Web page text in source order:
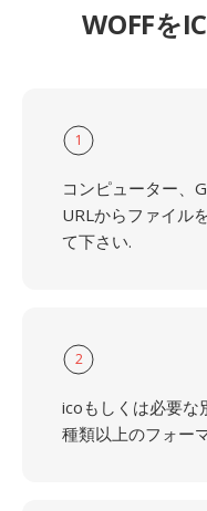
WOFFを
1
コンピューター、
URLからファイル
て下さい.
2
icoもしくは必要な
種類以上のフォー